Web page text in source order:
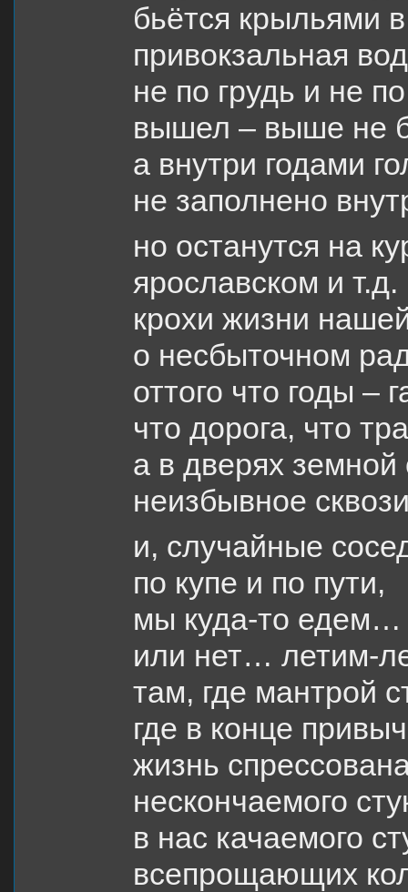
бьётся крыльями
привокзальная
не по грудь и не
вышел – выше не
а внутри годами
не заполнено
но останутся на
ярославском и т.д.
крохи жизни
о несбыточном
оттого что годы –
что дорога, что
а в дверях земной
неизбывное
и, случайные
по купе и по пути,
мы куда-то
или нет… летим-
там, где мантрой
где в конце
жизнь
нескончаемого
в нас качаемого
всепрощающих